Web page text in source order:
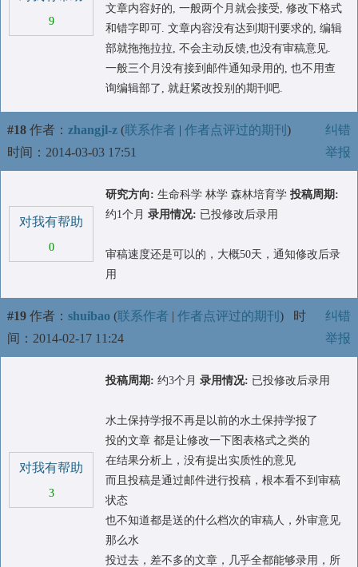
9
文章内容好的, 一般两个月就会接受, 修改下格式
和错字即可. 文章内容没有达到期刊要求的, 编辑
部就拖拖拉拉, 不会主动反馈,也没有审稿意见.
一般三个月没有接到邮件通知录用的, 也不用查
询编辑部了, 就赶紧改投别的期刊吧.
#18 作者： zhangjl-z (联系作者 | 作者点评过的期刊 )
时间：2014-03-03 17:51
纠错
举报
对我有帮助
0
研究方向: 生命科学 林学 森林培育学 投稿周期:
约1个月 录用情况: 已投修改后录用
审稿速度还是可以的，大概50天，通知修改后录
用
#19 作者： shuibao (联系作者 | 作者点评过的期刊 ) 时
间：2014-02-17 11:24
纠错
举报
对我有帮助
3
投稿周期: 约3个月 录用情况: 已投修改后录用
水土保持学报不再是以前的水土保持学报了
投的文章 都是让修改一下图表格式之类的
在结果分析上，没有提出实质性的意见
而且投稿是通过邮件进行投稿，根本看不到审稿
状态
也不知道都是送的什么档次的审稿人，外审意见
那么水
投过去，差不多的文章，几乎全都能够录用，所